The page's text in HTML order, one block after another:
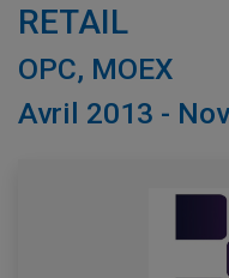
RETAIL
OPC, MOEX
Avril 2013 -